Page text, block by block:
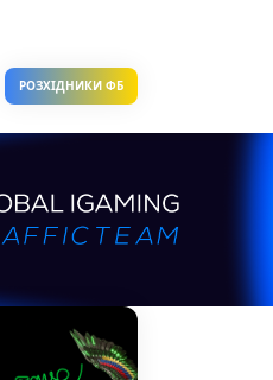
РОЗХІДНИКИ ФБ